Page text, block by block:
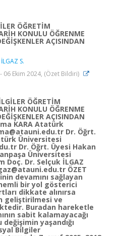
ÖĞRETİM
KONULU ÖĞRENME
AÇISINDAN
İLGAZ S.
06 Ekim 2024, (Özet Bildiri)
ÖĞRETİM
KONULU ÖĞRENME
AÇISINDAN
KARA Atatürk
Dr. Öğrt.
Üniversitesi
Dr. Öğrt. Üyesi Hakan
Üniversitesi
Doç. Dr. Selçuk İLGAZ
ÖZET
devamını sağlayan
bir yol gösterici
dikkate alınırsa
geliştirilmesi ve
Buradan hareketle
sabit kalamayacağı
yaşandığı
Bilgiler